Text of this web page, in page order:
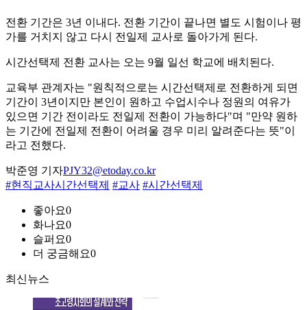
전환 기간은 3년 이내다. 전환 기간이 끝나면 별도 시험이나 평
가를 거치지 않고 다시 전일제 교사로 돌아가게 된다.
시간선택제 전환 교사는 오는 9월 일선 학교에 배치된다.
교육부 관계자는 "원칙적으로는 시간선택제로 전환하게 되면
기간이 3년이지만 본인이 원하고 수업시수나 정원의 여유가
있으면 기간 전이라도 전일제 전환이 가능하다"며 "만약 원하
는 기간에 전일제 전환이 어려울 경우 미리 알려준다는 뜻"이
라고 전했다.
박준영 기자PJY32@etoday.co.kr
#현직교사시간선택제 #교사 #시간선택제
좋아요0
화나요0
슬퍼요0
더 궁금해요0
최신뉴스